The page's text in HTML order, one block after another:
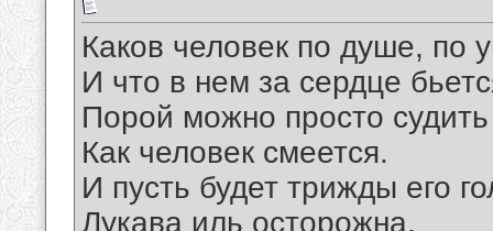
Каков человек по душе, по
И что в нем за сердце
Порой можно просто
Как человек смеется.
И пусть будет трижды его
Лукава иль осторожна,